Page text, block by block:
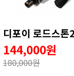
144,000원
180,000원